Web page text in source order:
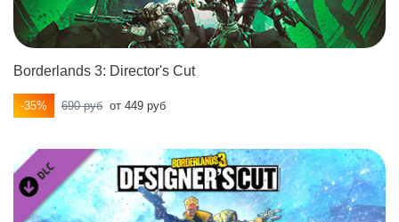
Borderlands 3: Director's Cut
-35% 690 руб от 449 руб